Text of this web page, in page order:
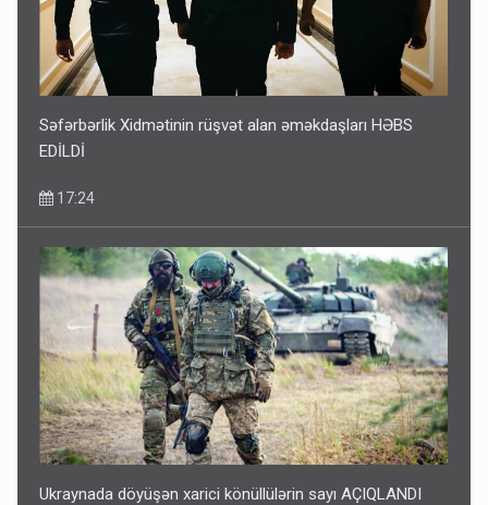
Səfərbərlik Xidmətinin rüşvət alan əməkdaşları HƏBS
EDİLDİ
17:24
Ukraynada döyüşən xarici könüllülərin sayı AÇIQLANDI